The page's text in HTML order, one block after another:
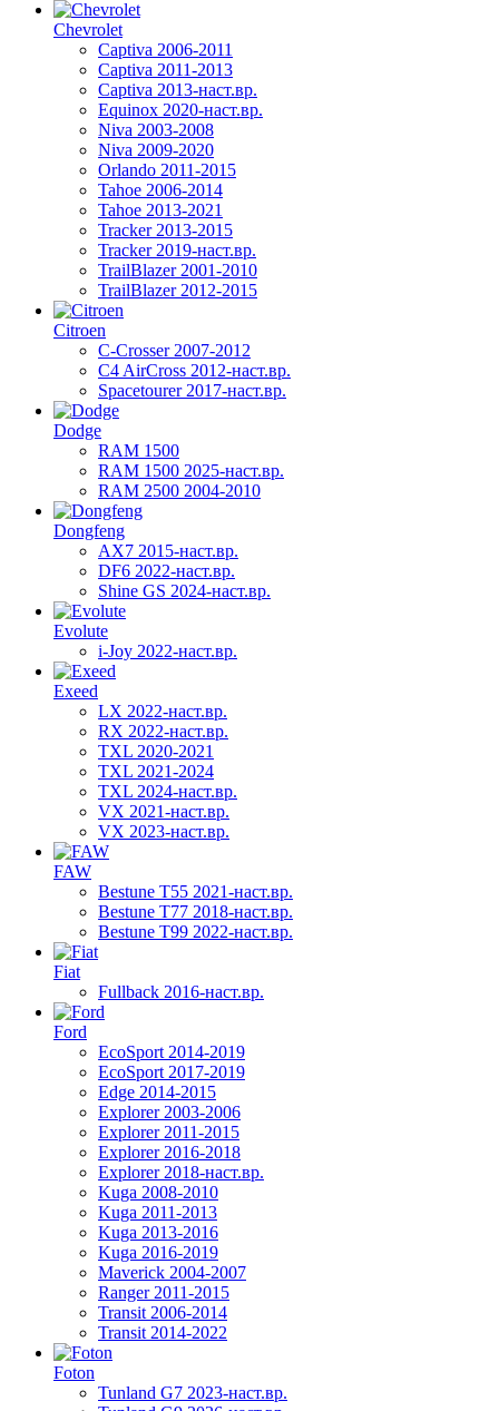
Chevrolet
Captiva 2006-2011
Captiva 2011-2013
Captiva 2013-наст.вр.
Equinox 2020-наст.вр.
Niva 2003-2008
Niva 2009-2020
Orlando 2011-2015
Tahoe 2006-2014
Tahoe 2013-2021
Tracker 2013-2015
Tracker 2019-наст.вр.
TrailBlazer 2001-2010
TrailBlazer 2012-2015
Citroen
C-Crosser 2007-2012
C4 AirCross 2012-наст.вр.
Spacetourer 2017-наст.вр.
Dodge
RAM 1500
RAM 1500 2025-наст.вр.
RAM 2500 2004-2010
Dongfeng
AX7 2015-наст.вр.
DF6 2022-наст.вр.
Shine GS 2024-наст.вр.
Evolute
i-Joy 2022-наст.вр.
Exeed
LX 2022-наст.вр.
RX 2022-наст.вр.
TXL 2020-2021
TXL 2021-2024
TXL 2024-наст.вр.
VX 2021-наст.вр.
VX 2023-наст.вр.
FAW
Bestune T55 2021-наст.вр.
Bestune T77 2018-наст.вр.
Bestune T99 2022-наст.вр.
Fiat
Fullback 2016-наст.вр.
Ford
EcoSport 2014-2019
EcoSport 2017-2019
Edge 2014-2015
Explorer 2003-2006
Explorer 2011-2015
Explorer 2016-2018
Explorer 2018-наст.вр.
Kuga 2008-2010
Kuga 2011-2013
Kuga 2013-2016
Kuga 2016-2019
Maverick 2004-2007
Ranger 2011-2015
Transit 2006-2014
Transit 2014-2022
Foton
Tunland G7 2023-наст.вр.